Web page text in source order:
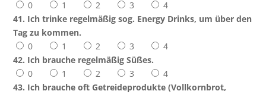
0
1 2 3
4
41. Ich trinke regelmäßig sog. Energy Drinks, um über den
Tag zu kommen.
0
1 2 3
4
42. Ich brauche regelmäßig Süßes.
0
1 2 3
4
43. Ich brauche oft Getreideprodukte (Vollkornbrot,